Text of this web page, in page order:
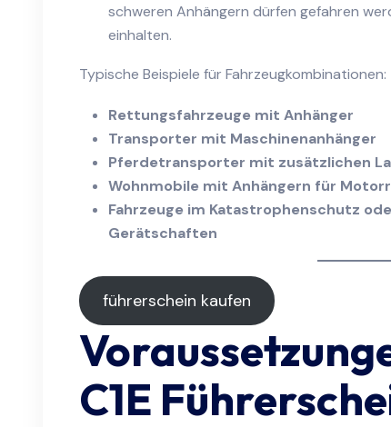
schweren Anhängern dürfen gefahren
einhalten.
Typische Beispiele für Fahrzeugkombinationen:
Rettungsfahrzeuge mit Anhänger
Transporter mit Maschinenanhänger
Pferdetransporter mit zusätzlichen
Wohnmobile mit Anhängern für
Fahrzeuge im Katastrophenschutz
Gerätschaften
führerschein kaufen
C1E